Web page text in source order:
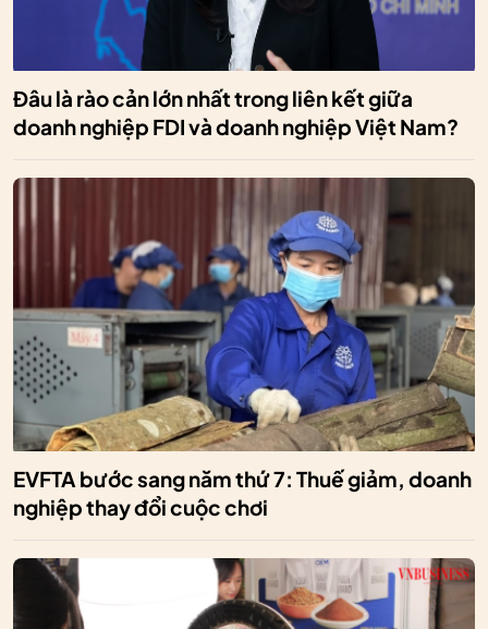
Đâu là rào cản lớn nhất trong liên kết giữa
doanh nghiệp FDI và doanh nghiệp Việt Nam?
EVFTA bước sang năm thứ 7: Thuế giảm, doanh
nghiệp thay đổi cuộc chơi